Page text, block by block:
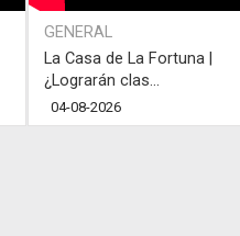
GENERAL
La Casa de La Fortuna |
¿Lograrán clas...
04-08-2026